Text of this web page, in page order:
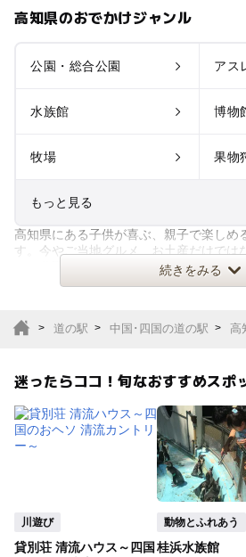
高知県のおでかけジャンル
公園・総合公園 アス
水族館 博物
牧場 果物
もっと見る
室内遊び場 遊園
サファリパーク
植
釣り 自然
農業
高知県にある子供が喜ぶ、親子で楽しめ
す。今やご当地グルメ、お土産だけでは
した公園、その土地ならではの収
続きをみる
道の駅 中国･四国の道の駅 高
迷ったらココ！旬なおすすめスポ
川遊び
貸別荘 清流ハウス～四国
動物とふれあう
桂浜水族館